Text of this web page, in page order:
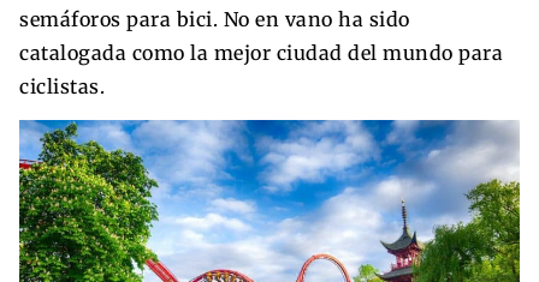
semáforos para bici. No en vano ha sido
catalogada como la mejor ciudad del mundo para
ciclistas.